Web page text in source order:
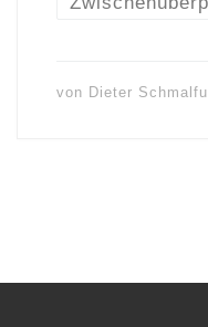
von Dieter